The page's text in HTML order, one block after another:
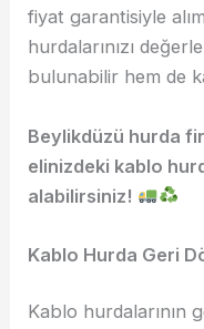
fiyat garantisiyle
hurdalarınızı
bulunabilir hem de
Beylikdüzü hurda
elinizdeki kablo
alabilirsiniz!
Kablo Hurda Geri
Kablo hurdalarının